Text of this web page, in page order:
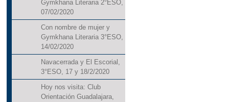
Gymkhana Literaria 2°ESO,
07/02/2020
Con nombre de mujer y
Gymkhana Literaria 3°ESO,
14/02/2020
Navacerrada y El Escorial,
3°ESO, 17 y 18/2/2020
Hoy nos visita: Club
Orientación Guadalajara,